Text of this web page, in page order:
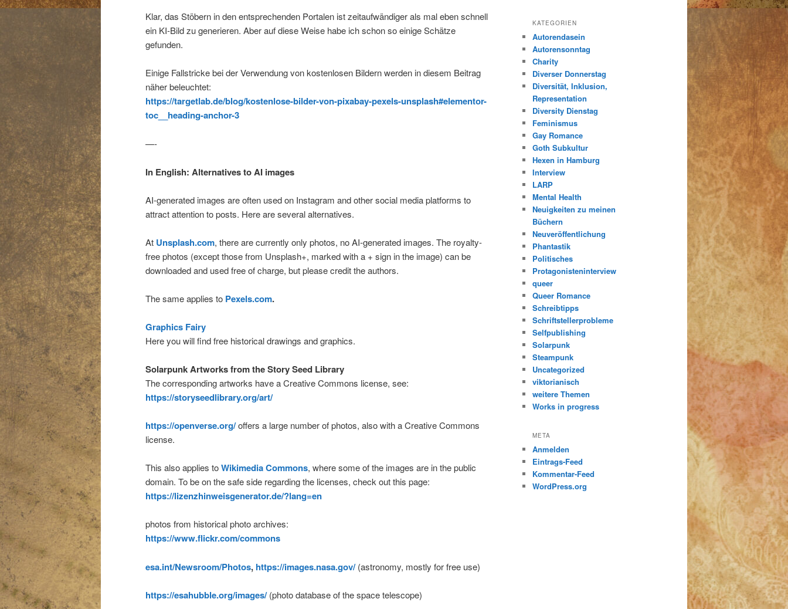
Klar, das Stöbern in den entsprechenden Portalen ist zeitaufwändiger als mal eben schnell
ein KI-Bild zu generieren. Aber auf diese Weise habe ich schon so einige Schätze
gefunden.
Einige Fallstricke bei der Verwendung von kostenlosen Bildern werden in diesem Beitrag
näher beleuchtet:
https://targetlab.de/blog/kostenlose-bilder-von-pixabay-pexels-unsplash#elementor-
toc__heading-anchor-3
—-
In English: Alternatives to AI images
AI-generated images are often used on Instagram and other social media platforms to
attract attention to posts. Here are several alternatives.
At Unsplash.com, there are currently only photos, no AI-generated images. The royalty-
free photos (except those from Unsplash+, marked with a + sign in the image) can be
downloaded and used free of charge, but please credit the authors.
The same applies to Pexels.com.
Graphics Fairy
Here you will find free historical drawings and graphics.
Solarpunk Artworks from the Story Seed Library
The corresponding artworks have a Creative Commons license, see:
https://storyseedlibrary.org/art/
https://openverse.org/offers a large number of photos, also with a Creative Commons
license.
This also applies toWikimedia Commons, where some of the images are in the public
domain. To be on the safe side regarding the licenses, check out this page:
https://lizenzhinweisgenerator.de/?lang=en
photos from historical photo archives:
https://www.flickr.com/commons
esa.int/Newsroom/Photos, https://images.nasa.gov/(astronomy, mostly for free use)
https://esahubble.org/images/(photo database of the space telescope)
KATEGORIEN
Autorendasein
Autorensonntag
Charity
Diverser Donnerstag
Diversität, Inklusion,
Representation
Diversity Dienstag
Feminismus
Gay Romance
Goth Subkultur
Hexen in Hamburg
Interview
LARP
Mental Health
Neuigkeiten zu meinen
Büchern
Neuveröffentlichung
Phantastik
Politisches
Protagonisteninterview
queer
Queer Romance
Schreibtipps
Schriftstellerprobleme
Selfpublishing
Solarpunk
Steampunk
Uncategorized
viktorianisch
weitere Themen
Works in progress
META
Anmelden
Eintrags-Feed
Kommentar-Feed
WordPress.org